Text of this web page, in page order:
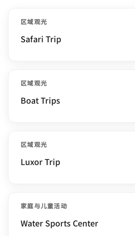
区域观光
Safari Trip
区域观光
Boat Trips
区域观光
Luxor Trip
家庭与儿童活动
Water Sports Center